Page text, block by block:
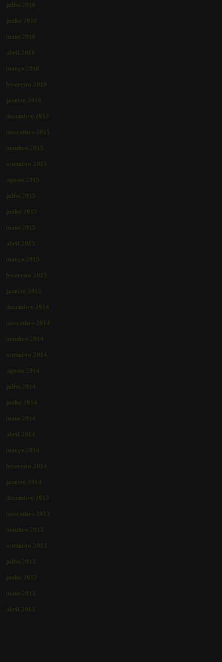
julho 2016
junho 2016
maio 2016
abril 2016
março 2016
fevereiro 2016
janeiro 2016
dezembro 2015
novembro 2015
outubro 2015
setembro 2015
agosto 2015
julho 2015
junho 2015
maio 2015
abril 2015
março 2015
fevereiro 2015
janeiro 2015
dezembro 2014
novembro 2014
outubro 2014
setembro 2014
agosto 2014
julho 2014
junho 2014
maio 2014
abril 2014
março 2014
fevereiro 2014
janeiro 2014
dezembro 2013
novembro 2013
outubro 2013
setembro 2013
julho 2013
junho 2013
maio 2013
abril 2013